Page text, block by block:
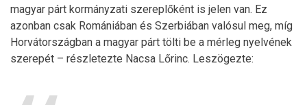
magyar párt kormányzati szereplőként is jelen van. Ez
azonban csak Romániában és Szerbiában valósul meg, míg
Horvátországban a magyar párt tölti be a mérleg nyelvének
szerepét – részletezte Nacsa Lőrinc. Leszögezte: